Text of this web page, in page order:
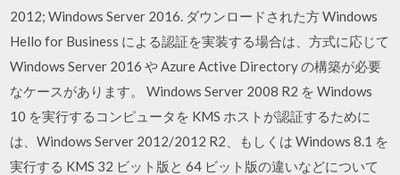
2012; Windows Server 2016. ダウンロードされた方 Windows
Hello for Business による認証を実装する場合は、方式に応じて
Windows Server 2016 や Azure Active Directory の構築が必要
なケースがあります。 Windows Server 2008 R2 を Windows
10 を実行するコンピュータを KMS ホストが認証するために
は、Windows Server 2012/2012 R2、もしくは Windows 8.1 を
実行する KMS 32 ビット版と 64 ビット版の違いなどについて